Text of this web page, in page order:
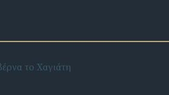
το Χαγιάτη